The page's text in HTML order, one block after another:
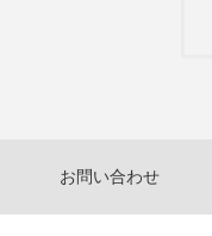
お問い合わせ